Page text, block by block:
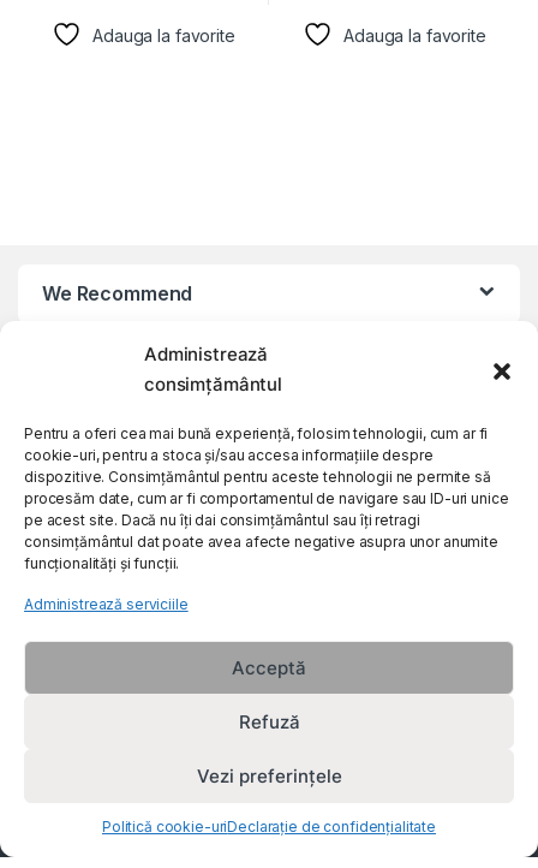
Administrează
consimțământul
Pentru a oferi cea mai bună experiență, folosim tehnologii, cum ar fi
cookie-uri, pentru a stoca și/sau accesa informațiile despre
dispozitive. Consimțământul pentru aceste tehnologii ne permite să
procesăm date, cum ar fi comportamentul de navigare sau ID-uri unice
pe acest site. Dacă nu îți dai consimțământul sau îți retragi
consimțământul dat poate avea afecte negative asupra unor anumite
funcționalități și funcții.
Administrează serviciile
Acceptă
Refuză
Vezi preferințele
Politică cookie-uriDeclarație de confidențialitate
Adauga la favorite Adauga la favorite
We Recommend
My Account
Customer Care
About Us